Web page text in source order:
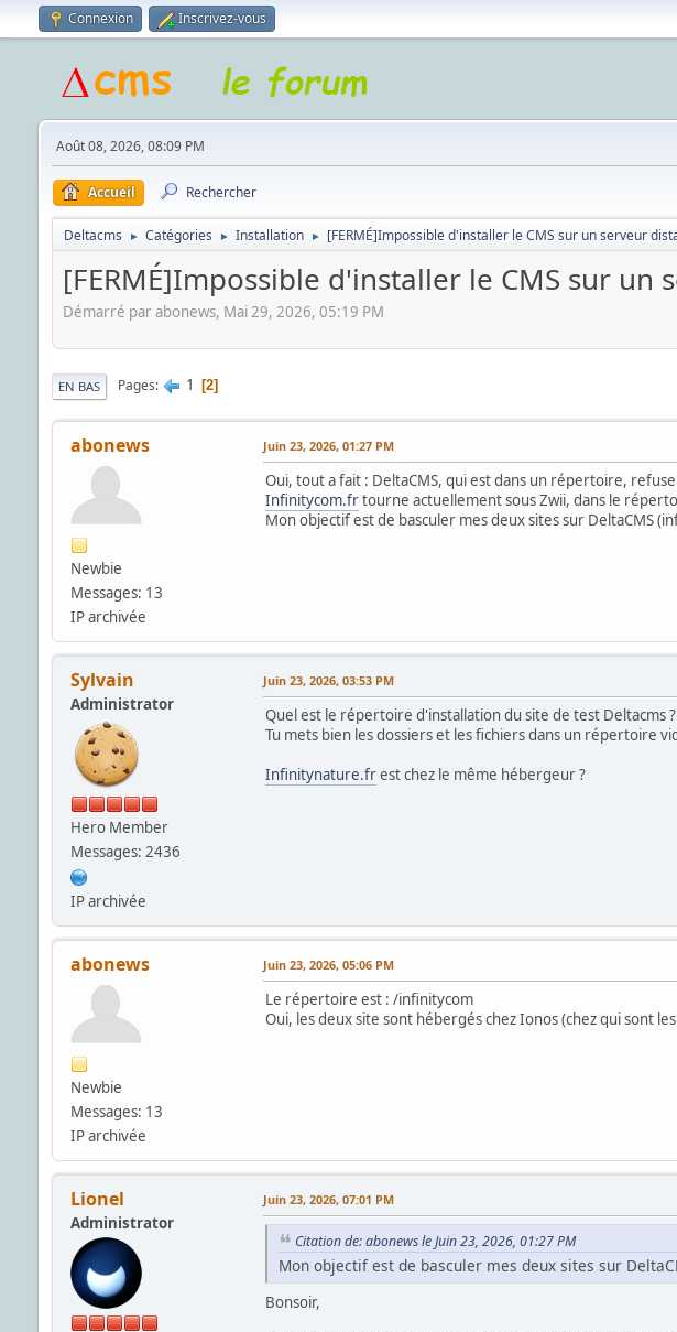
Connexion Inscrivez-vous
Août 08, 2026, 08:09 PM
Accueil Rechercher
Deltacms ► Catégories ► Installation ► [FERMÉ]Impossible d'installer le CMS sur un serveur
[FERMÉ]Impossible d'installer le CMS sur un
Démarré par abonews, Mai 29, 2026, 05:19 PM
EN BAS Pages 1 2
abonews
Newbie
Messages: 13
IP archivée
Juin 23, 2026, 01:27 PM
Oui, tout a fait : DeltaCMS, qui est dans un répertoire,
Infinitycom.frtourne actuellement sous Zwii, dans le
Mon objectif est de basculer mes deux sites sur DeltaCMS
Sylvain
Administrator
Hero Member
Messages: 2436
IP archivée
Juin 23, 2026, 03:53 PM
Quel est le répertoire d'installation du site de test Deltacms ?
Tu mets bien les dossiers et les fichiers dans un répertoire
Infinitynature.frest chez le même hébergeur ?
abonews
Newbie
Messages: 13
IP archivée
Juin 23, 2026, 05:06 PM
Le répertoire est : /infinitycom
Oui, les deux site sont hébergés chez Ionos (chez qui sont
Lionel
Administrator
Juin 23, 2026, 07:01 PM
Citation de: abonews le Juin 23, 2026, 01:27 PM
Mon objectif est de basculer mes deux sites sur
Bonsoir,